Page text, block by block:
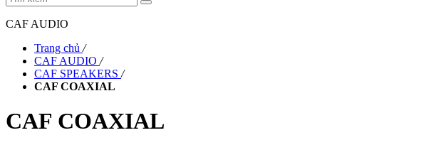
CAF AUDIO
Trang chủ /
CAF AUDIO /
CAF SPEAKERS /
CAF COAXIAL
CAF COAXIAL